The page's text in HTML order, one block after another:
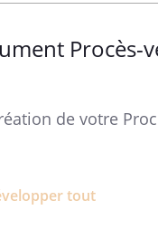
:
en liquidation
Procès-
de votre
tout